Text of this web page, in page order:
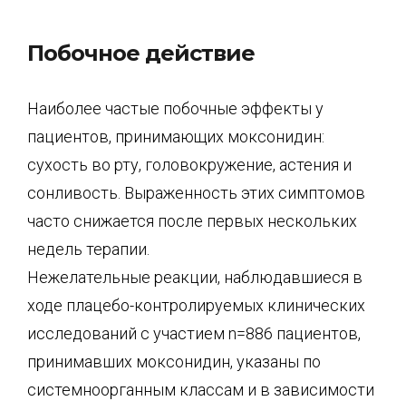
Побочное действие
Наиболее частые побочные эффекты у
пациентов, принимающих моксонидин:
сухость во рту, головокружение, астения и
сонливость. Выраженность этих симптомов
часто снижается после первых нескольких
недель терапии.
Нежелательные реакции, наблюдавшиеся в
ходе плацебо-контролируемых клинических
исследований с участием n=886 пациентов,
принимавших моксонидин, указаны по
системноорганным классам и в зависимости